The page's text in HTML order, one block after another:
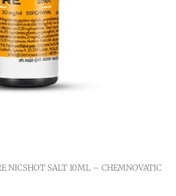
NICSHOT SALT 10ML – CHEMNOVATIC